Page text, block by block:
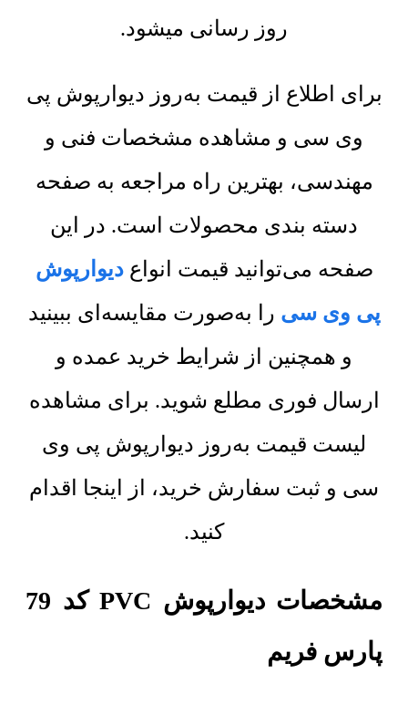
روز رسانی میشود.
برای اطلاع از قیمت به‌روز دیوارپوش پی
وی سی و مشاهده مشخصات فنی و
مهندسی، بهترین راه مراجعه به صفحه
دسته بندی محصولات است. در این
صفحه می‌توانید قیمت انواعدیوارپوش
پی وی سی را به‌صورت مقایسه‌ای ببینید
و همچنین از شرایط خرید عمده و
ارسال فوری مطلع شوید. برای مشاهده
لیست قیمت به‌روز دیوارپوش پی وی
سی و ثبت سفارش خرید، از اینجا اقدام
کنید.
مشخصات دیوارپوش PVC کد 79
پارس فریم